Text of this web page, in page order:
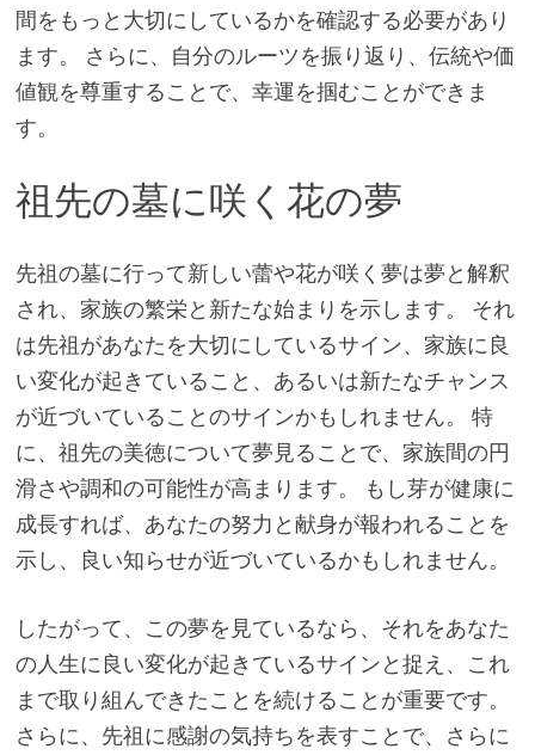
間をもっと大切にしているかを確認する必要があり
ます。 さらに、自分のルーツを振り返り、伝統や価
値観を尊重することで、幸運を掴むことができま
す。
祖先の墓に咲く花の夢
先祖の墓に行って新しい蕾や花が咲く夢は夢と解釈
され、家族の繁栄と新たな始まりを示します。 それ
は先祖があなたを大切にしているサイン、家族に良
い変化が起きていること、あるいは新たなチャンス
が近づいていることのサインかもしれません。 特
に、祖先の美徳について夢見ることで、家族間の円
滑さや調和の可能性が高まります。 もし芽が健康に
成長すれば、あなたの努力と献身が報われることを
示し、良い知らせが近づいているかもしれません。
したがって、この夢を見ているなら、それをあなた
の人生に良い変化が起きているサインと捉え、これ
まで取り組んできたことを続けることが重要です。
さらに、先祖に感謝の気持ちを表すことで、さらに